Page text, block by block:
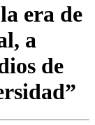
era de
a
de